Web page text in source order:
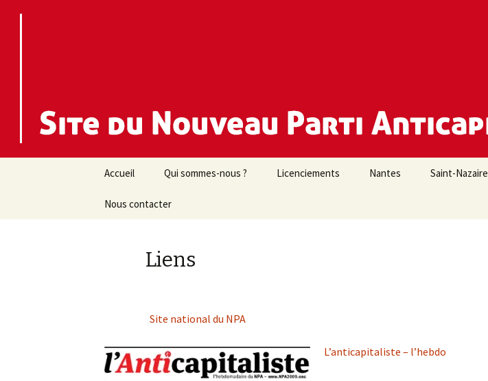
contenu
Accueil Qui sommes-nous ? Licenciements Nantes Saint-Nazaire
Nous contacter
Liens
Site national du NPA
L’anticapitaliste – l’hebdo